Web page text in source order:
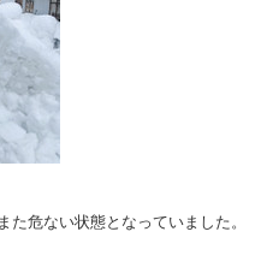
危ない状態となっていました。